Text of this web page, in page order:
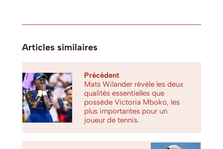
Articles similaires
Précédent
Mats Wilander révèle les deux
qualités essentielles que
possède Victoria Mboko, les
plus importantes pour un
joueur de tennis.